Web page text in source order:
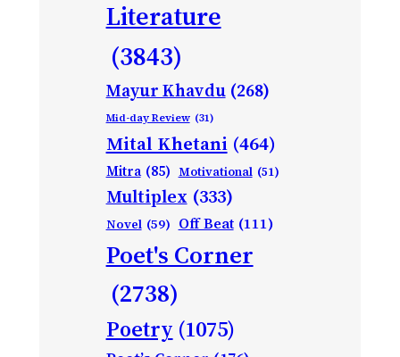
Literature
(3843)
Mayur Khavdu (268)
Mid-day Review (31)
Mital Khetani (464)
Mitra (85) Motivational (51)
Multiplex (333)
Novel (59) Off Beat (111)
Poet's Corner
(2738)
Poetry (1075)